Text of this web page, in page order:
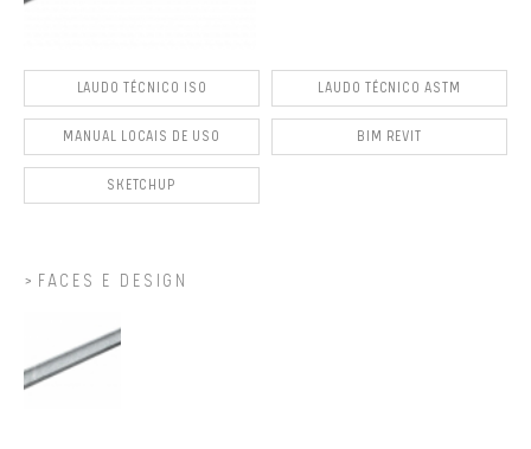
LAUDO TÉCNICO ISO LAUDO TÉCNICO ASTM
MANUAL LOCAIS DE USO BIM REVIT
SKETCHUP
FACES E DESIGN